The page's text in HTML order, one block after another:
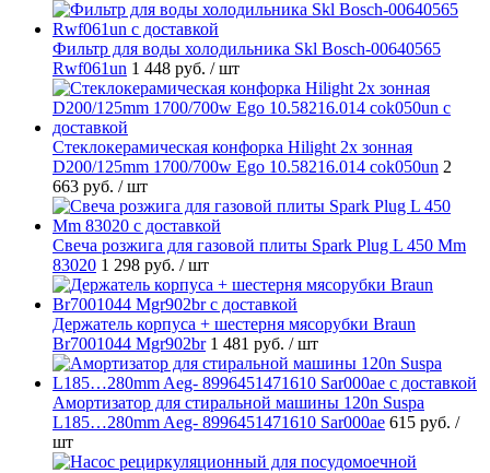
Фильтр для воды холодильника Skl Bosch-00640565
Rwf061un 1 448 руб. / шт
Стеклокерамическая конфорка Hilight 2х зонная
D200/125mm 1700/700w Ego 10.58216.014 cok050un 2
663 руб. / шт
Свеча розжига для газовой плиты Spark Plug L 450 Mm
83020 1 298 руб. / шт
Держатель корпуса + шестерня мясорубки Braun
Br7001044 Mgr902br 1 481 руб. / шт
Амортизатор для стиральной машины 120n Suspa
L185…280mm Aeg- 8996451471610 Sar000ae 615 руб. /
шт